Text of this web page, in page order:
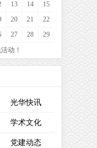
13 14 15
20 21 22
27 28 29
动！
光华快讯
学术文化
党建动态